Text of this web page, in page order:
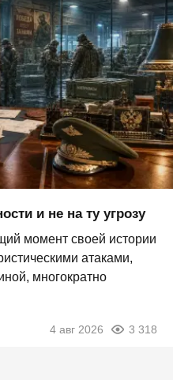
и не на ту угрозу
момент своей истории
атаками,
многократно
4 авг 2026 3 318